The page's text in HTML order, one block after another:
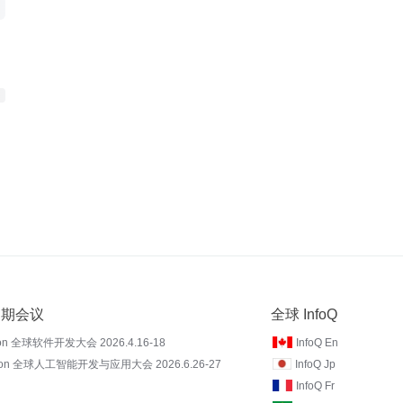
会议
全球软件开发大会 2026.4.16-18
全球人工智能开发与应用大会 2026.6.26-27
全球 InfoQ
InfoQ En
InfoQ Jp
InfoQ Fr